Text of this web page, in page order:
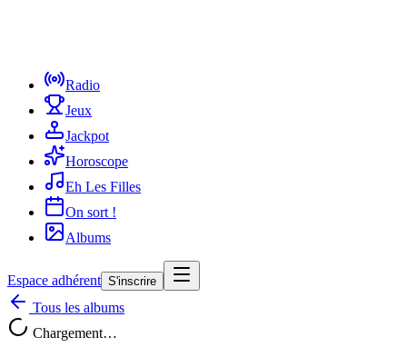
Radio
Jeux
Jackpot
Horoscope
Eh Les Filles
On sort !
Albums
Espace adhérent S'inscrire
Tous les albums
Chargement…